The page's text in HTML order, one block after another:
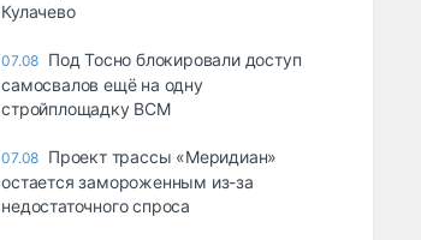
Кулачево
07.08 Под Тосно блокировали доступ
самосвалов ещё на одну
стройплощадку ВСМ
07.08 Проект трассы «Меридиан»
остается замороженным из-за
недостаточного спроса